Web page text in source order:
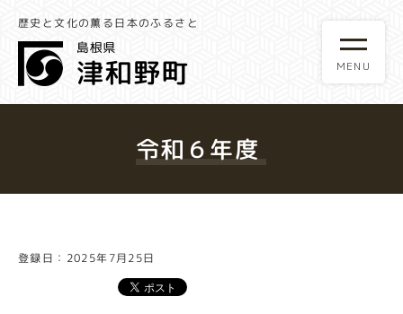
歴史と文化の薫る日本のふるさと
令和６年度
登録日：2025年7月25日